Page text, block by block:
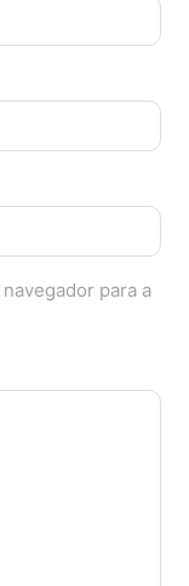
para a